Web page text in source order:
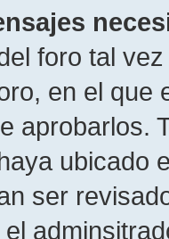
foro tal
en el
aprobarlos.
ubicado
ser